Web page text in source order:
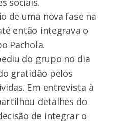
de uma nova fase na
então integrava o
Pachola.
do grupo no dia
gratidão pelos
Em entrevista à
detalhes do
de integrar o